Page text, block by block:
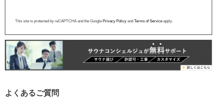
This site is protected by reCAPTCHA and the Google Privacy Policy and Terms of Service apply.
よくあるご質問